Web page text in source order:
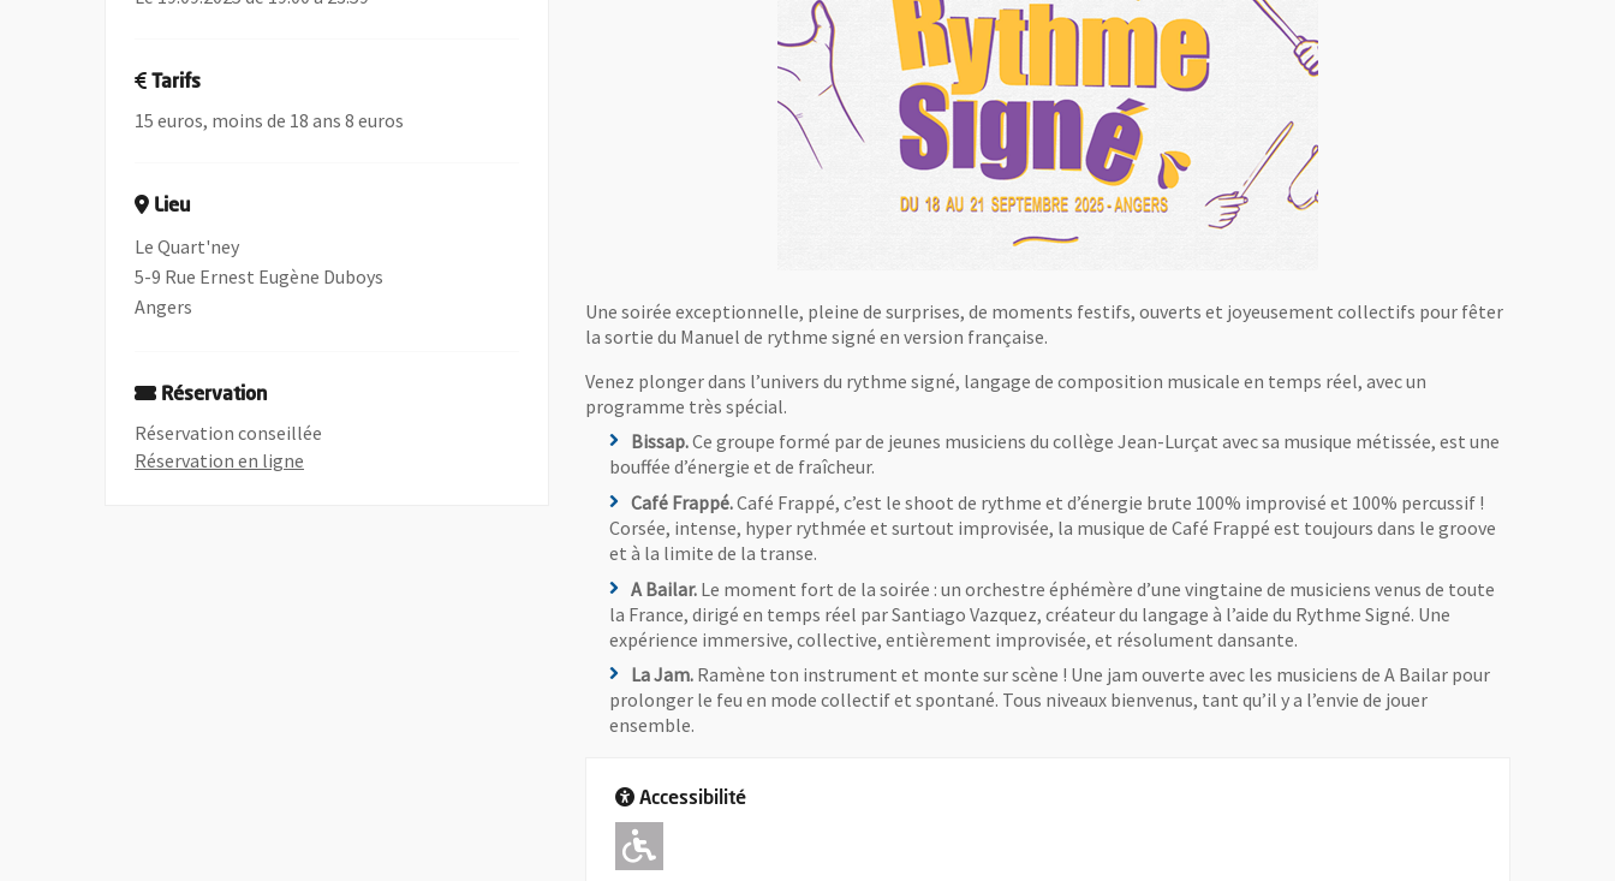
Une soirée exceptionnelle, pleine de surprises, de moments festifs, ouverts et joyeusement collectifs pour fêter
la sortie du Manuel de rythme signé en version française.
Venez plonger dans l’univers du rythme signé, langage de composition musicale en temps réel, avec un
programme très spécial.
Bissap.Ce groupe formé par de jeunes musiciens du collège Jean-Lurçat avec sa musique métissée, est une
bouffée d’énergie et de fraîcheur.
Café Frappé.Café Frappé, c’est le shoot de rythme et d’énergie brute 100% improvisé et 100% percussif !
Corsée, intense, hyper rythmée et surtout improvisée, la musique de Café Frappé est toujours dans le groove
et à la limite de la transe.
A Bailar.Le moment fort de la soirée : un orchestre éphémère d’une vingtaine de musiciens venus de toute
la France, dirigé en temps réel par Santiago Vazquez, créateur du langage à l’aide du Rythme Signé. Une
expérience immersive, collective, entièrement improvisée, et résolument dansante.
La Jam.Ramène ton instrument et monte sur scène ! Une jam ouverte avec les musiciens de A Bailar pour
prolonger le feu en mode collectif et spontané. Tous niveaux bienvenus, tant qu’il y a l’envie de jouer
ensemble.
Accessibilité
Adapté pour l'handicap Moteur
Tarifs
15 euros, moins de 18 ans 8 euros
Lieu
Le Quart'ney
5-9 Rue Ernest Eugène Duboys
Angers
Réservation
Réservation conseillée
Réservation en ligne